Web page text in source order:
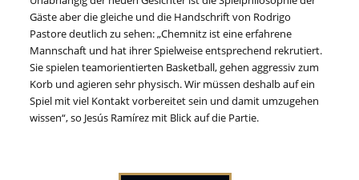
Gäste aber die gleiche und die Handschrift von Rodrigo
Pastore deutlich zu sehen: „Chemnitz ist eine erfahrene
Mannschaft und hat ihrer Spielweise entsprechend rekrutiert.
Sie spielen teamorientierten Basketball, gehen aggressiv zum
Korb und agieren sehr physisch. Wir müssen deshalb auf ein
Spiel mit viel Kontakt vorbereitet sein und damit umzugehen
wissen“, so Jesús Ramírez mit Blick auf die Partie.